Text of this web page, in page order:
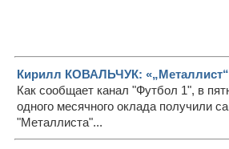
Кирилл КОВАЛЬЧУК:
Как сообщает канал "Футбол 1", в
одного месячного оклада получили
"Металлиста"...